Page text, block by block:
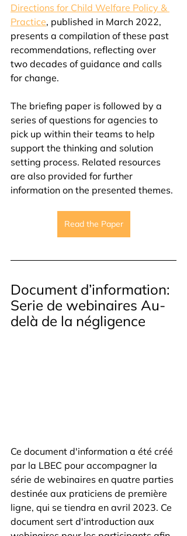
Directions for Child Welfare Policy &
Practice, published in March 2022,
presents a compilation of these past
recommendations, reflecting over
two decades of guidance and calls
for change.
The briefing paper is followed by a
series of questions for agencies to
pick up within their teams to help
support the thinking and solution
setting process. Related resources
are also provided for further
information on the presented themes.
Read the Paper
Document d’information:
Serie de webinaires Au-
delà de la négligence
Ce document d'information a été créé
par la LBEC pour accompagner la
série de webinaires en quatre parties
destinée aux praticiens de première
ligne, qui se tiendra en avril 2023. Ce
document sert d'introduction aux